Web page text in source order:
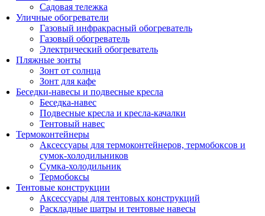
Садовая тележка
Уличные обогреватели
Газовый инфракрасный обогреватель
Газовый обогреватель
Электрический обогреватель
Пляжные зонты
Зонт от солнца
Зонт для кафе
Беседки-навесы и подвесные кресла
Беседка-навес
Подвесные кресла и кресла-качалки
Тентовый навес
Термоконтейнеры
Аксессуары для термоконтейнеров, термобоксов и
сумок-холодильников
Сумка-холодильник
Термобоксы
Тентовые конструкции
Аксессуары для тентовых конструкций
Раскладные шатры и тентовые навесы